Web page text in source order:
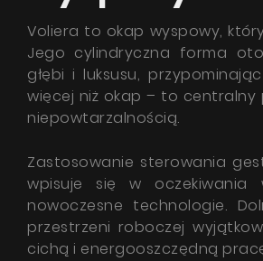
Voliera to okap wyspowy,
Jego cylindryczna forma
głębi i luksusu,
więcej niż okap – to centralny
niepowtarzalnością.
Zastosowanie sterowania
wpisuje się w oczekiwania
nowoczesne technologie.
przestrzeni roboczej
cichą i energooszczędną